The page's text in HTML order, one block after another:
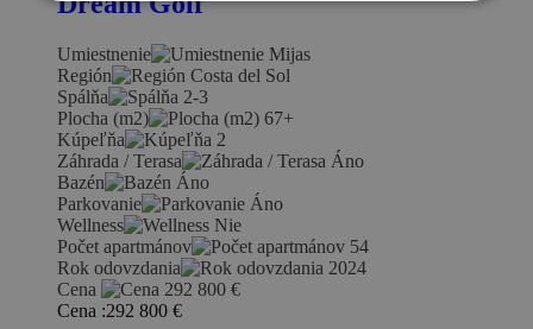
Umiestnenie
Mijas
Región
Costa del Sol
Spálňa
2-3
Plocha (m2)
67+
Kúpeľňa
2
Záhrada / Terasa
Áno
Bazén
Áno
Parkovanie
Áno
Wellness
Nie
Počet apartmánov
54
Rok odovzdania
2024
Cena
292 800 €
Cena :292 800 €